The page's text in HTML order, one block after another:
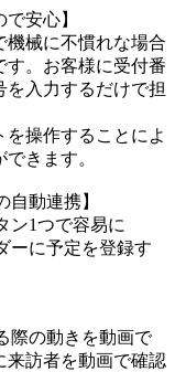
安心】
機械に不慣れな場合
す。お客様に受付番
入力するだけで担
を操作することによ
きます。
自動連携】
ン1つで容易に
ーに予定を登録す
際の動きを動画で
来訪者を動画で確認